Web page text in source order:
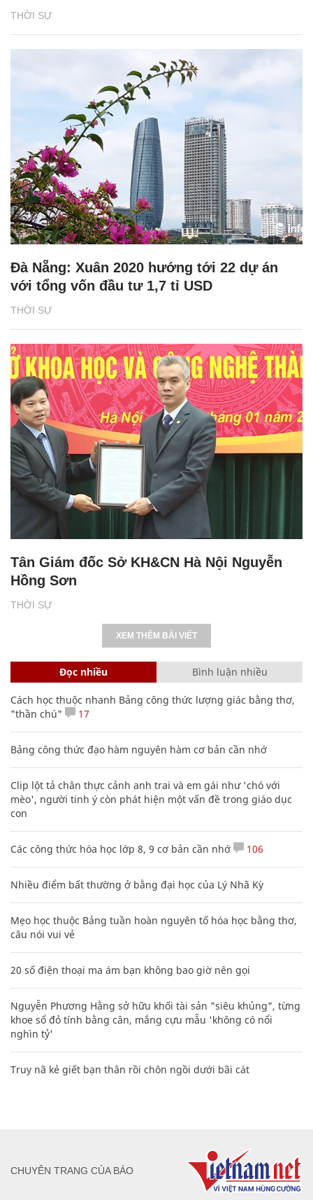
THỜI SỰ
THỜI SỰ
Đà Nẵng: Xuân 2020 hướng tới 22 dự án
với tổng vốn đầu tư 1,7 tỉ USD
THỜI SỰ
Tân Giám đốc Sở KH&CN Hà Nội Nguyễn
Hồng Sơn
XEM THÊM BÀI VIẾT
Đọc nhiều Bình luận nhiều
Cách học thuộc nhanh Bảng công thức lượng giác bằng thơ,
"thần chú"
17
Bảng công thức đạo hàm nguyên hàm cơ bản cần nhớ
Clip lột tả chân thực cảnh anh trai và em gái như 'chó với
mèo', người tinh ý còn phát hiện một vấn đề trong giáo dục
con
Các công thức hóa học lớp 8, 9 cơ bản cần nhớ 106
Nhiều điểm bất thường ở bằng đại học của Lý Nhã Kỳ
Mẹo học thuộc Bảng tuần hoàn nguyên tố hóa học bằng thơ,
câu nói vui vẻ
20 số điện thoại ma ám bạn không bao giờ nên gọi
Nguyễn Phương Hằng sở hữu khối tài sản "siêu khủng", từng
khoe sổ đỏ tính bằng cân, mắng cựu mẫu 'không có nổi
nghìn tỷ'
Truy nã kẻ giết bạn thân rồi chôn ngồi dưới bãi cát
CHUYÊN TRANG CỦA BÁO